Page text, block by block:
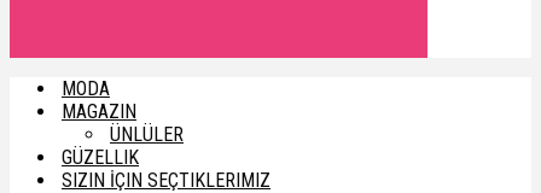
MODA
MAGAZIN
ÜNLÜLER
GÜZELLIK
SIZIN İÇIN SEÇTIKLERIMIZ